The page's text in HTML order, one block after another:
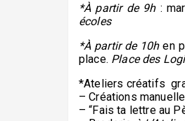
*À partir de 9h:
écoles
*À partir de 10hen
place. Place des
*Ateliers créatifs
– Créations
– “Fais ta lettre au